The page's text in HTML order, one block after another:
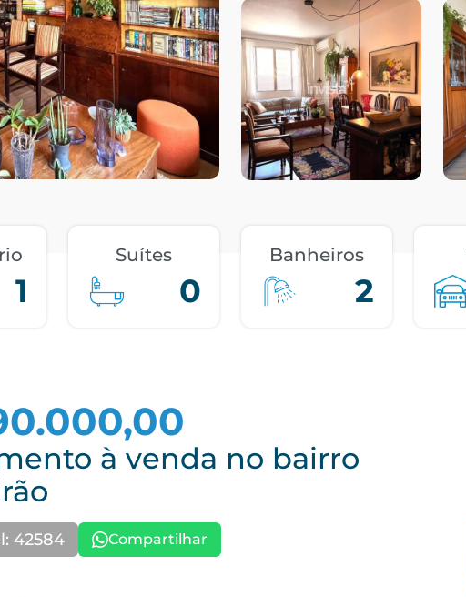
1
Suítes
0
Banheiros
2
à venda no bairro
42584 Compartilhar